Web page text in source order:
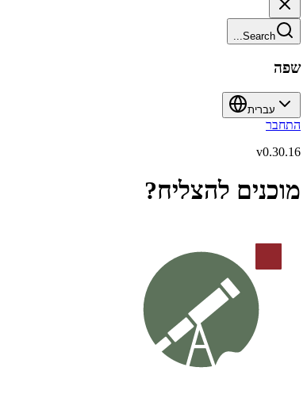
Search...
שפה
עברית
התחבר
v0.30.16
מוכנים להצליח?